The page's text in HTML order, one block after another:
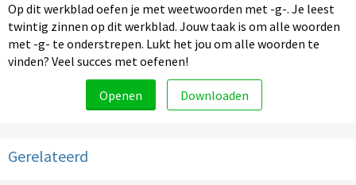
Op dit werkblad oefen je met weetwoorden met -g-. Je leest
twintig zinnen op dit werkblad. Jouw taak is om alle woorden
met -g- te onderstrepen. Lukt het jou om alle woorden te
vinden? Veel succes met oefenen!
Openen Downloaden
Gerelateerd